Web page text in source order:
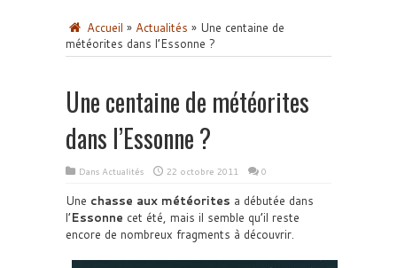
Accueil » Actualités » Une centaine de
météorites dans l’Essonne ?
Une centaine de météorites
dans l’Essonne ?
Dans Actualités 22 octobre 2011 0
Une chasse aux météorites a débutée dans
l’Essonne cet été, mais il semble qu’il reste
encore de nombreux fragments à découvrir.